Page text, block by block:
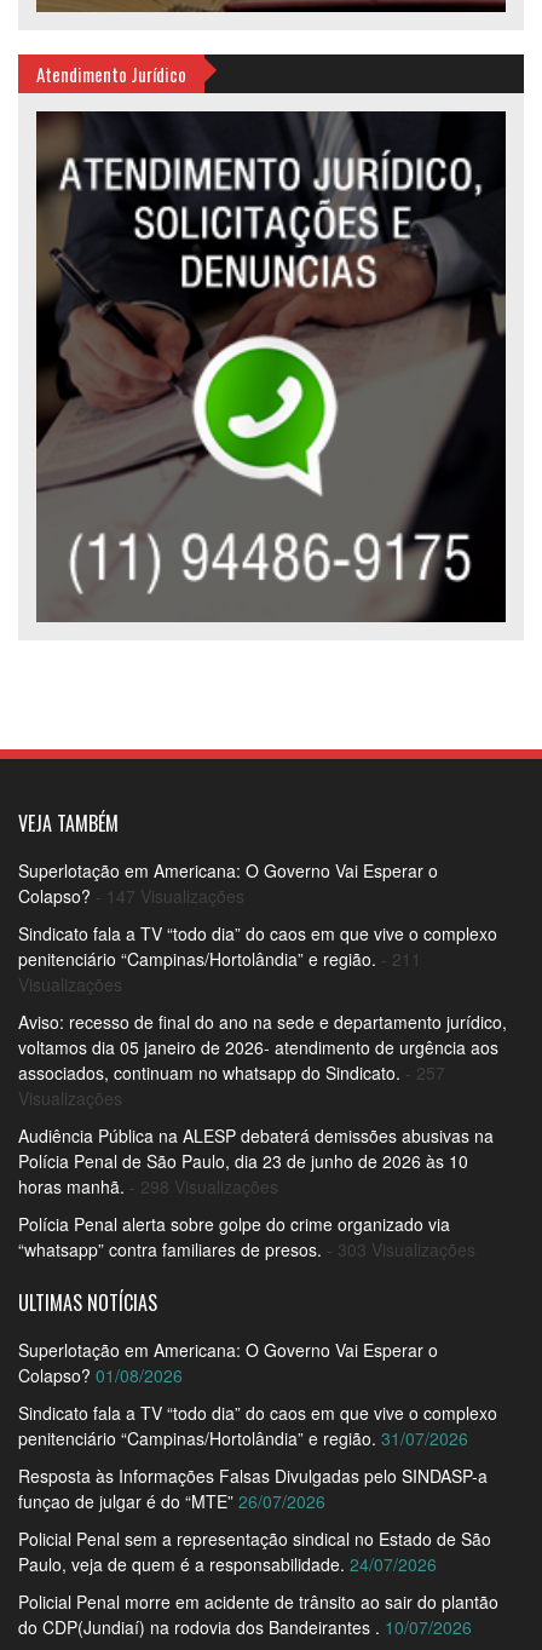
Atendimento Jurídico
VEJA TAMBÉM
Superlotação em Americana: O Governo Vai Esperar o
Colapso? - 147 Visualizações
Sindicato fala a TV “todo dia” do caos em que vive o complexo
penitenciário “Campinas/Hortolândia” e região. - 211
Visualizações
Aviso: recesso de final do ano na sede e departamento jurídico,
voltamos dia 05 janeiro de 2026- atendimento de urgência aos
associados, continuam no whatsapp do Sindicato. - 257
Visualizações
Audiência Pública na ALESP debaterá demissões abusivas na
Polícia Penal de São Paulo, dia 23 de junho de 2026 às 10
horas manhã. - 298 Visualizações
Polícia Penal alerta sobre golpe do crime organizado via
“whatsapp” contra familiares de presos. - 303 Visualizações
ULTIMAS NOTÍCIAS
Superlotação em Americana: O Governo Vai Esperar o
Colapso? 01/08/2026
Sindicato fala a TV “todo dia” do caos em que vive o complexo
penitenciário “Campinas/Hortolândia” e região. 31/07/2026
Resposta às Informações Falsas Divulgadas pelo SINDASP-a
funçao de julgar é do “MTE” 26/07/2026
Policial Penal sem a representação sindical no Estado de São
Paulo, veja de quem é a responsabilidade. 24/07/2026
Policial Penal morre em acidente de trânsito ao sair do plantão
do CDP(Jundiaí) na rodovia dos Bandeirantes . 10/07/2026